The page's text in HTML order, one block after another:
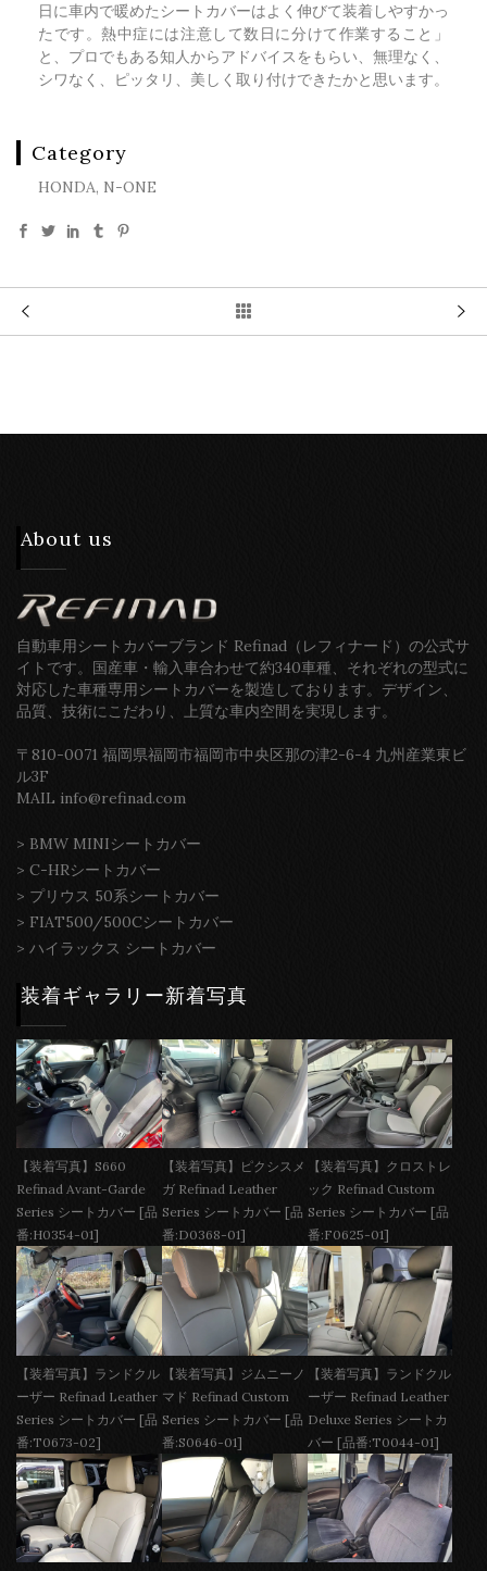
日に車内で暖めたシートカバーはよく伸びて装着しやすかっ
たです。熱中症には注意して数日に分けて作業すること」
と、プロでもある知人からアドバイスをもらい、無理なく、
シワなく、ピッタリ、美しく取り付けできたかと思います。
Category
HONDA, N-ONE
About us
自動車用シートカバーブランド Refinad（レフィナード）の公式サ
イトです。国産車・輸入車合わせて約340車種、それぞれの型式に
対応した車種専用シートカバーを製造しております。デザイン、
品質、技術にこだわり、上質な車内空間を実現します。
〒810-0071 福岡県福岡市福岡市中央区那の津2-6-4 九州産業東ビ
ル3F
MAIL info@refinad.com
> BMW MINIシートカバー
> C-HRシートカバー
> プリウス 50系シートカバー
> FIAT500/500Cシートカバー
> ハイラックス シートカバー
装着ギャラリー新着写真
【装着写真】S660
Refinad Avant-Garde
Series シートカバー [品
番:H0354-01]
【装着写真】ピクシスメ
ガ Refinad Leather
Series シートカバー [品
番:D0368-01]
【装着写真】クロストレ
ック Refinad Custom
Series シートカバー [品
番:F0625-01]
【装着写真】ランドクル
ーザー Refinad Leather
Series シートカバー [品
番:T0673-02]
【装着写真】ジムニーノ
マド Refinad Custom
Series シートカバー [品
番:S0646-01]
【装着写真】ランドクル
ーザー Refinad Leather
Deluxe Series シートカ
バー [品番:T0044-01]